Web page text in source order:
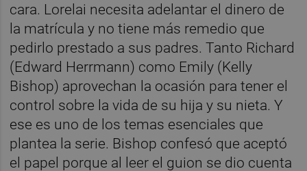
cara. Lorelai necesita adelantar el dinero de
la matrícula y no tiene más remedio que
pedirlo prestado a sus padres. Tanto Richard
(Edward Herrmann) como Emily (Kelly
Bishop) aprovechan la ocasión para tener el
control sobre la vida de su hija y su nieta. Y
ese es uno de los temas esenciales que
plantea la serie. Bishop confesó que aceptó
el papel porque al leer el guion se dio cuenta